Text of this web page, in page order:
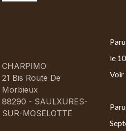
CHARPIMO
21 Bis Route De
Morbieux
88290 - SAULXURES-
SUR-MOSELOTTE
le
Voir